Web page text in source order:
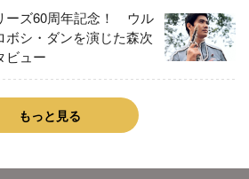
ーズ60周年記念！ ウル
ボシ・ダンを演じた森次
ビュー
もっと見る